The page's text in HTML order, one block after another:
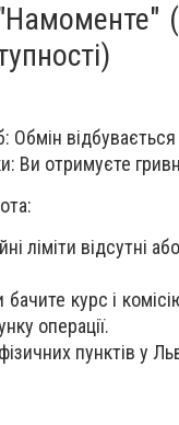
Ви отримуєте
ліміти
курс і
операції.
пунктів у